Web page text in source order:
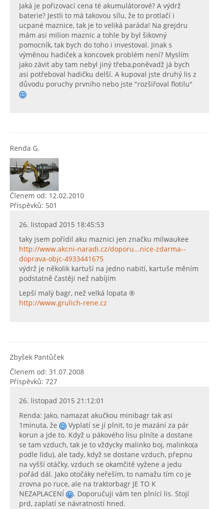
Jaká je pořizovací cena té akumulátorové? A výdrž
baterie? Jestli to má takovou sílu, že to protlačí i
ucpané maznice, tak je to veliká paráda! Na grejdru
mám asi milion maznic a tohle by byl šikovný
pomocník, tak bych do toho i investoval. Jinak s
výměnou hadiček a koncovek problém není? Myslím
jako závit aby tam nebyl jiný třeba,poněvadž já bych
asi potřeboval hadičku delší. A kupoval jste druhý lis z
důvodu poruchy prvního nebo jste "rozšiřoval flotilu"
Renda G.
Členem od: 12.02.2010
Příspěvků: 501
26. listopad 2015 18:45:53
taky jsem pořídil aku maznici jen značku milwaukee
http://www.akcni-naradi.cz/doporu...nice-zdarma--
doprava-objc-4933441675
výdrž je několik kartuší na jedno nabití, kartuše měním
podstatně častěji než nabíjím
Lepší malý bagr, než velká lopata ®
http://www.grulich-rene.cz
Zbyšek Pantůček
Členem od: 31.07.2008
Příspěvků: 727
26. listopad 2015 21:12:01
Renda: Jako, namazat akučkou minibagr tak asi
1minuta, že
Vyplatí se jí plnit, to je mazání za pár
korun a jde to. Když u pákového lisu plníte a dostane
se tam vzduch, tak je to vždycky malinko boj, malinko(a
podle lidu), ale tady, když se dostane vzduch, přepnu
na vyšší otáčky, vzduch se okamčitě vyžene a jedu
pořád dál. Jako otočáky neřeším, to namažu tím co je
zrovna po ruce, ale na traktorbagr JE TO K
NEZAPLACENÍ
. Doporučuji vám ten plnící lis. Stojí
prd, zaplatí se návratností hned.